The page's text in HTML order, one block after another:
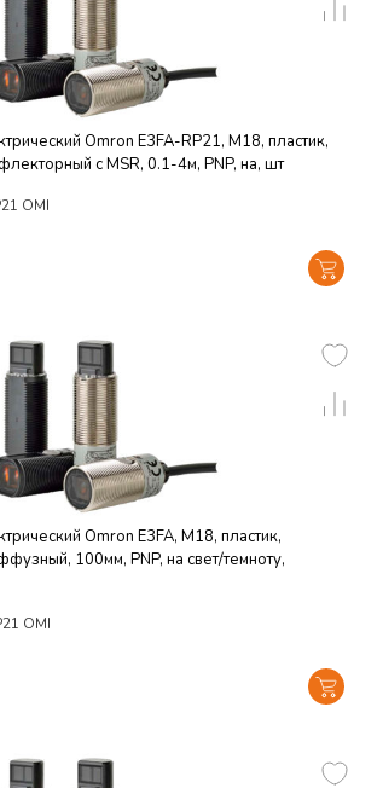
Omron E3FA-RP21, M18, пластик,
с MSR, 0.1-4м, PNP, на, шт
OMI
Omron E3FA, M18, пластик,
100мм, PNP, на свет/темноту,
OMI